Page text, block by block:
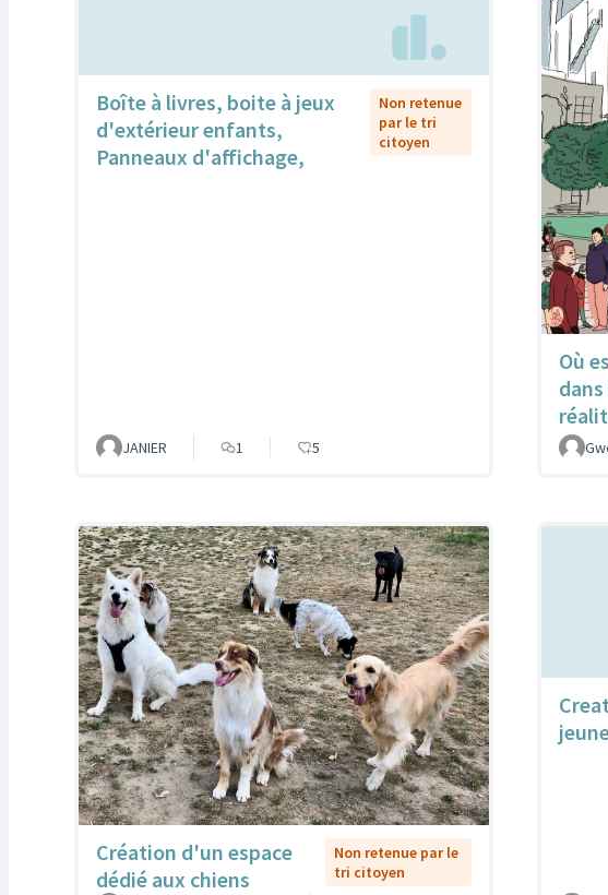
Boîte à livres, boite à jeux
d'extérieur enfants,
Panneaux d'affichage,
Non retenue
par le tri
citoyen
JANIER 1 5
Où
Création d'un espace
dédié aux chiens
Non retenue par le
tri citoyen